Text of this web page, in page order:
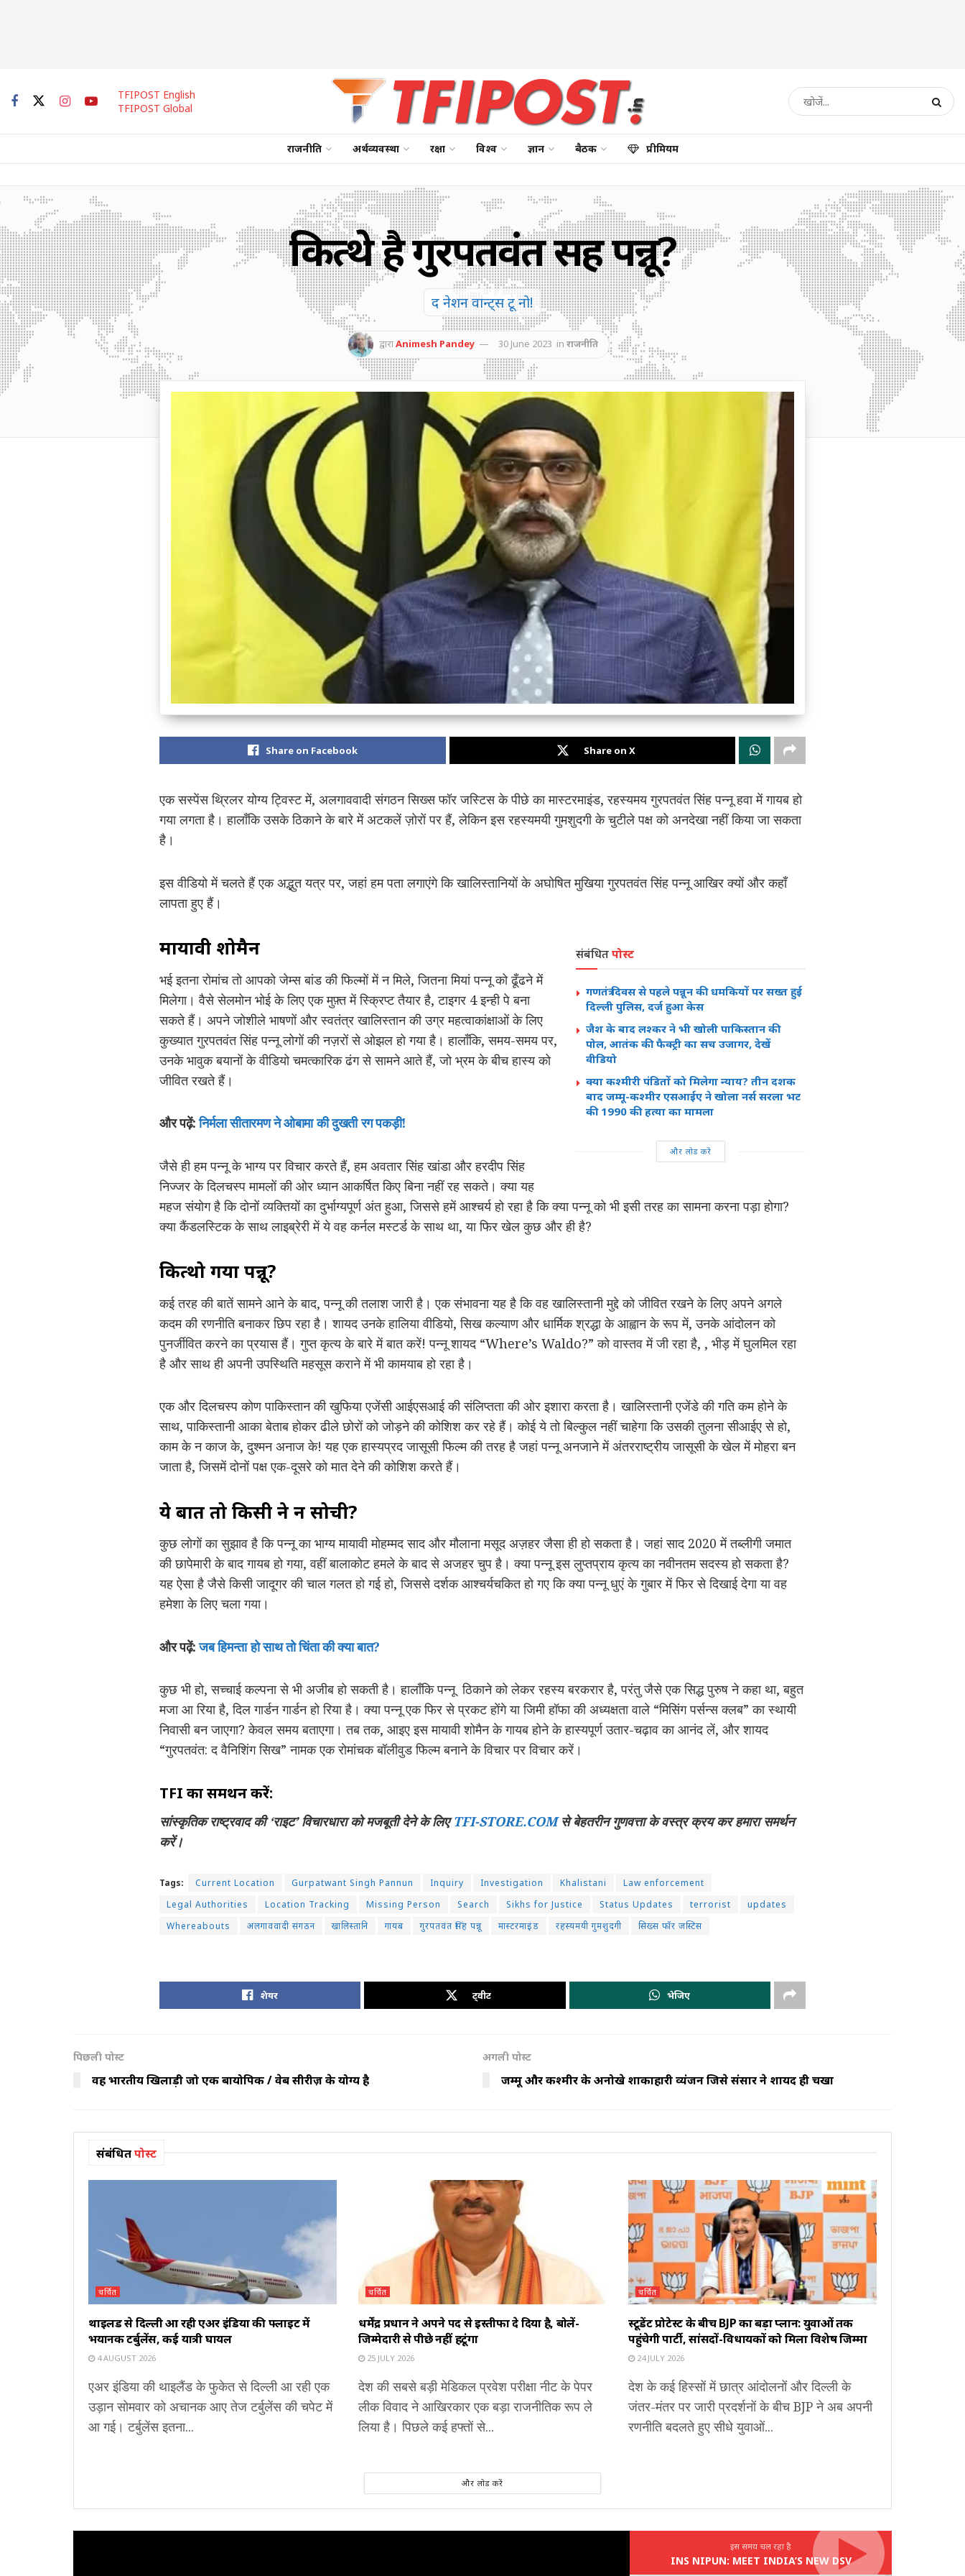
TFIPOST English
TFIPOST Global
राजनीति अर्थव्यवस्था रक्षा विश्व ज्ञान बैठक प्रीमियम
कित्थे है गुरपतवंत सिंह पन्नू?
द नेशन वान्ट्स टू नो!
द्वाराAnimesh Pandey 30 June 2023 in राजनीति
Share on Facebook Share on X
एक सस्पेंस थ्रिलर योग्य ट्विस्ट में, अलगाववादी संगठन सिख्स फॉर जस्टिस के पीछे का मास्टरमाइंड, रहस्यमय गुरपतवंत सिंह पन्नू हवा में गायब हो
गया लगता है। हालाँकि उसके ठिकाने के बारे में अटकलें ज़ोरों पर हैं, लेकिन इस रहस्यमयी गुमशुदगी के चुटीले पक्ष को अनदेखा नहीं किया जा सकता
है।
इस वीडियो में चलते हैं एक अद्भुत यत्र पर, जहां हम पता लगाएंगे कि खालिस्तानियों के अघोषित मुखिया गुरपतवंत सिंह पन्नू आखिर क्यों और कहाँ
लापता हुए हैं।
संबंधितपोस्ट
गणतंत्र दिवस से पहले पन्नून की धमकियों पर सख्त हुई
दिल्ली पुलिस, दर्ज हुआ केस
जैश के बाद लश्कर ने भी खोली पाकिस्तान की
पोल, आतंक की फैक्ट्री का सच उजागर, देखें
वीडियो
क्या कश्मीरी पंडितों को मिलेगा न्याय? तीन दशक
बाद जम्मू-कश्मीर एसआईए ने खोला नर्स सरला भट
की 1990 की हत्या का मामला
और लोड करें
मायावी शोमैन
भई इतना रोमांच तो आपको जेम्स बांड की फिल्मों में न मिले, जितना मियां पन्नू को ढूँढने में
मिलेगा। वैसे सेलमोन भोई के लिए एक मुफ़्त में स्क्रिप्ट तैयार है, टाइगर 4 इन्ही पे बना
सकते हैं। अपने जोशीले भाषणों और स्वतंत्र खालिस्तान की उग्र महत्वाकांक्षाओं के लिए
कुख्यात गुरपतवंत सिंह पन्नू लोगों की नज़रों से ओझल हो गया है। हालाँकि, समय-समय पर,
उनके भावुक बयानों के वीडियो चमत्कारिक ढंग से सामने आते हैं, जो भ्रम के बीच हास्य को
जीवित रखते हैं।
और पढ़ें:निर्मला सीतारमण ने ओबामा की दुखती रग पकड़ी!
जैसे ही हम पन्नू के भाग्य पर विचार करते हैं, हम अवतार सिंह खांडा और हरदीप सिंह
निज्जर के दिलचस्प मामलों की ओर ध्यान आकर्षित किए बिना नहीं रह सकते। क्या यह
महज संयोग है कि दोनों व्यक्तियों का दुर्भाग्यपूर्ण अंत हुआ, जिससे हमें आश्चर्य हो रहा है कि क्या पन्नू को भी इसी तरह का सामना करना पड़ा होगा?
क्या कैंडलस्टिक के साथ लाइब्रेरी में ये वह कर्नल मस्टर्ड के साथ था, या फिर खेल कुछ और ही है?
कित्थो गया पन्नू?
कई तरह की बातें सामने आने के बाद, पन्नू की तलाश जारी है। एक संभावना यह है कि वह खालिस्तानी मुद्दे को जीवित रखने के लिए अपने अगले
कदम की रणनीति बनाकर छिप रहा है। शायद उनके हालिया वीडियो, सिख कल्याण और धार्मिक श्रद्धा के आह्वान के रूप में, उनके आंदोलन को
पुनर्जीवित करने का प्रयास हैं। गुप्त कृत्य के बारे में बात करें! पन्नू शायद “Where’s Waldo?” को वास्तव में जी रहा है, , भीड़ में घुलमिल रहा
है और साथ ही अपनी उपस्थिति महसूस कराने में भी कामयाब हो रहा है।
एक और दिलचस्प कोण पाकिस्तान की खुफिया एजेंसी आईएसआई की संलिप्तता की ओर इशारा करता है। खालिस्तानी एजेंडे की गति कम होने के
साथ, पाकिस्तानी आका बेताब होकर ढीले छोरों को जोड़ने की कोशिश कर रहे हैं। कोई ये तो बिल्कुल नहीं चाहेगा कि उसकी तुलना सीआईए से हो,
काम के न काज के, दुश्मन अनाज के! यह एक हास्यप्रद जासूसी फिल्म की तरह है जहां पन्नू अनजाने में अंतरराष्ट्रीय जासूसी के खेल में मोहरा बन
जाता है, जिसमें दोनों पक्ष एक-दूसरे को मात देने की कोशिश करते हैं।
ये बात तो किसी ने न सोची?
कुछ लोगों का सुझाव है कि पन्नू का भाग्य मायावी मोहम्मद साद और मौलाना मसूद अज़हर जैसा ही हो सकता है। जहां साद 2020 में तब्लीगी जमात
की छापेमारी के बाद गायब हो गया, वहीं बालाकोट हमले के बाद से अजहर चुप है। क्या पन्नू इस लुप्तप्राय कृत्य का नवीनतम सदस्य हो सकता है?
यह ऐसा है जैसे किसी जादूगर की चाल गलत हो गई हो, जिससे दर्शक आश्चर्यचकित हो गए कि क्या पन्नू धुएं के गुबार में फिर से दिखाई देगा या वह
हमेशा के लिए चला गया।
और पढ़ें:जब हिमन्ता हो साथ तो चिंता की क्या बात?
कुछ भी हो, सच्चाई कल्पना से भी अजीब हो सकती है। हालाँकि पन्नू ठिकाने को लेकर रहस्य बरकरार है, परंतु जैसे एक सिद्ध पुरुष ने कहा था, बहुत
मजा आ रिया है, दिल गार्डन गार्डन हो रिया है। क्या पन्नू एक फिर से प्रकट होंगे या जिमी हॉफा की अध्यक्षता वाले “मिसिंग पर्सन्स क्लब” का स्थायी
निवासी बन जाएगा? केवल समय बताएगा। तब तक, आइए इस मायावी शोमैन के गायब होने के हास्यपूर्ण उतार-चढ़ाव का आनंद लें, और शायद
“गुरपतवंत: द वैनिशिंग सिख” नामक एक रोमांचक बॉलीवुड फिल्म बनाने के विचार पर विचार करें।
TFI का समर्थन करें:
सांस्कृतिक राष्ट्रवाद की ‘राइट’ विचारधारा को मजबूती देने के लिएTFI-STORE.COMसे बेहतरीन गुणवत्ता के वस्त्र क्रय कर हमारा समर्थन
करें।
Tags: Current Location Gurpatwant Singh Pannun Inquiry Investigation Khalistani
Law enforcement
Legal Authorities
Location Tracking Missing Person Search Sikhs for Justice Status Updates terrorist
updates
Whereabouts
अलगाववादी संगठन खालिस्तानि गायब गुरपतवंत सिंह पन्नू मास्टरमाइंड रहस्यमयी गुमशुदगी सिख्स फॉर जस्टिस
शेयर ट्वीट भेजिए
पिछली पोस्ट
वह भारतीय खिलाड़ी जो एक बायोपिक / वेब सीरीज़ के योग्य है
अगली पोस्ट
जम्मू और कश्मीर के अनोखे शाकाहारी व्यंजन जिसे संसार ने शायद ही चखा
संबंधितपोस्ट
चर्चित
थाइलैंड से दिल्ली आ रही एअर इंडिया की फ्लाइट में
भयानक टर्बुलेंस, कई यात्री घायल
4 AUGUST 2026
एअर इंडिया की थाइलैंड के फुकेत से दिल्ली आ रही एक
उड़ान सोमवार को अचानक आए तेज टर्बुलेंस की चपेट में
आ गई। टर्बुलेंस इतना...
चर्चित
धर्मेंद्र प्रधान ने अपने पद से इस्तीफा दे दिया है, बोलें-
जिम्मेदारी से पीछे नहीं हटूंगा
25 JULY 2026
देश की सबसे बड़ी मेडिकल प्रवेश परीक्षा नीट के पेपर
लीक विवाद ने आखिरकार एक बड़ा राजनीतिक रूप ले
लिया है। पिछले कई हफ्तों से...
चर्चित
स्टूडेंट प्रोटेस्ट के बीच BJP का बड़ा प्लान: युवाओं तक
पहुंचेगी पार्टी, सांसदों-विधायकों को मिला विशेष जिम्मा
24 JULY 2026
देश के कई हिस्सों में छात्र आंदोलनों और दिल्ली के
जंतर-मंतर पर जारी प्रदर्शनों के बीच BJP ने अब अपनी
रणनीति बदलते हुए सीधे युवाओं...
और लोड करें
इस समय चल रहा है
INS NIPUN: MEET INDIA’S NEW DSV